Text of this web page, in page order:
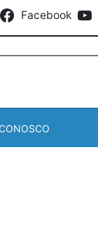
Facebook